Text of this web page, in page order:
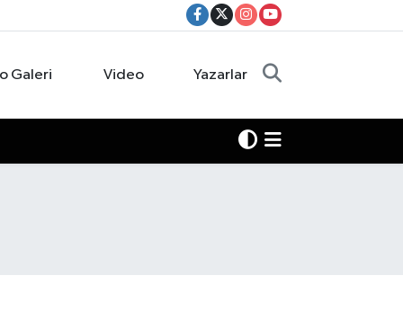
Galeri Video Yazarlar